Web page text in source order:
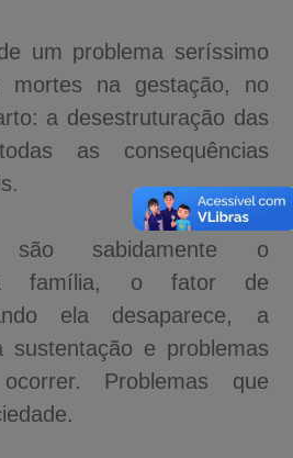
um problema seríssimo
mortes na gestação, no
a desestruturação das
as consequências
sabidamente o
família, o fator de
ela desaparece, a
sustentação e problemas
Problemas que